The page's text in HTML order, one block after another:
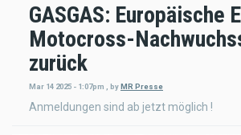
GASGAS: Europäische
Motocross-
zurück
Mar 14 2025 - 1:07pm byMR Presse
Anmeldungen sind ab jetzt möglich !